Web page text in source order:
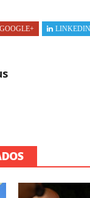
GOOGLE+ LINKEDIN